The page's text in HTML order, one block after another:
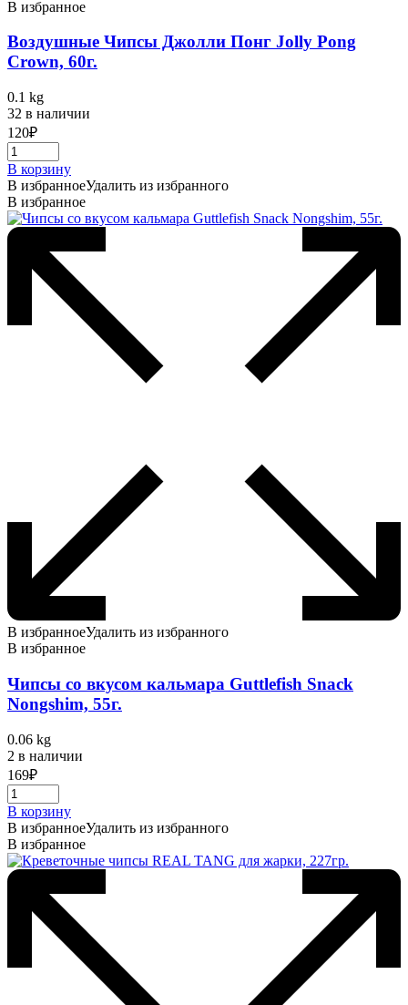
В избранное
Воздушные Чипсы Джолли Понг Jolly Pong
Crown, 60г.
0.1 kg
32 в наличии
120₽
В корзину
В избранноеУдалить из избранного
В избранное
В избранноеУдалить из избранного
В избранное
Чипсы со вкусом кальмара Guttlefish Snack
Nongshim, 55г.
0.06 kg
2 в наличии
169₽
В корзину
В избранноеУдалить из избранного
В избранное